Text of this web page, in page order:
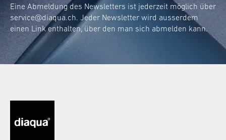
Wie gross sollte dein Schminkspiegel sein?
Die Grösse deines Schminkspiegels hängt von
deinempersönlichen Bedarf
vollständigen Überblick solltest du einen
verschiedene Grössenoptionen an, damit du
den perfekten Partner für deine Beauty-
Sessions findest.
Eine Abmeldung des Newsletters ist jederzeit möglich über
service@diaqua.ch. Jeder Newsletter wird ausserdem
einen Link enthalten, über den man sich abmelden kann.